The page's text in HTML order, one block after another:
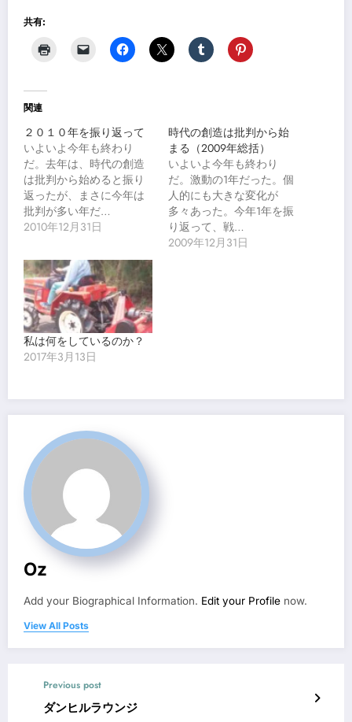
共有:
関連
２０１０年を振り返って
いよいよ今年も終わり
だ。去年は、時代の創造
は批判から始めると振り
返ったが、まさに今年は
批判が多い年だ…
2010年12月31日
時代の創造は批判から始
まる（2009年総括）
いよいよ今年も終わり
だ。激動の1年だった。個
人的にも大きな変化が
多々あった。今年1年を振
り返って、戦…
2009年12月31日
私は何をしているのか？
2017年3月13日
Oz
Add your Biographical Information. Edit your Profile now.
View All Posts
Previous post
ダンヒルラウンジ